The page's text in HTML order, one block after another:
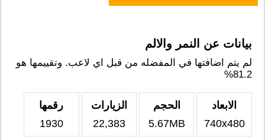
بيانات عن النمر والالم
لم يتم اضافتها في المفضله من قبل اي لاعب. وتقييمها هو
81.2%
الابعاد
740x480
الحجم
5.67MB
الزيارات
22,383
رقمها
1930